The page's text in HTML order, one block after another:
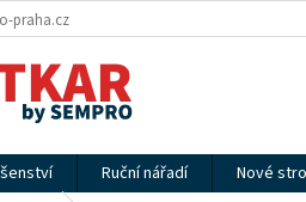
praha.cz
Ruční nářadí Nové